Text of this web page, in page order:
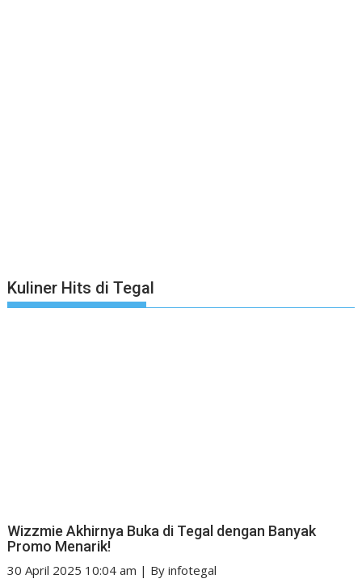
Kuliner Hits di Tegal
Wizzmie Akhirnya Buka di Tegal dengan Banyak
Promo Menarik!
30 April 2025 10:04 am | Byinfotegal